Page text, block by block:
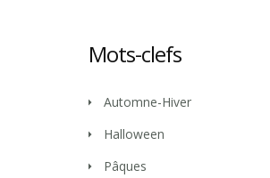
Mots-clefs
Automne-Hiver
Halloween
Pâques